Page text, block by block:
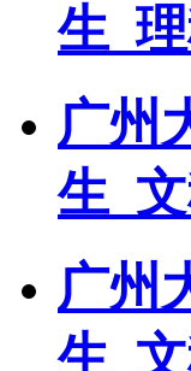
生_
广州
生_
广州
生_